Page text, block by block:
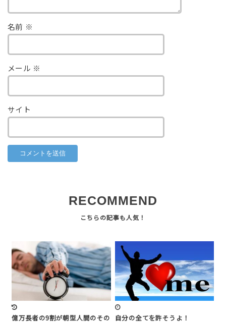
名前 ※
メール ※
サイト
RECOMMEND
億万長者の9割が朝型人間のその
自分の全てを許そうよ！